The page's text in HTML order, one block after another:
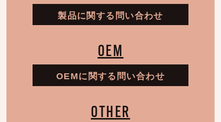
製品に関する問い合わせ
OEM
OEMに関する問い合わせ
OTHER